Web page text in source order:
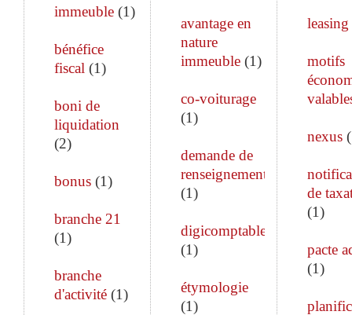
immeuble (1)
bénéfice
fiscal (1)
boni de
liquidation
(2)
bonus (1)
branche 21
(1)
branche
d'activité (1)
avantage en
nature
immeuble(1)
co-voiturage
(1)
demande de
renseignements
(1)
digicomptable
(1)
étymologie
(1)
leasing
motifs
nexus(
de
(1)
pacte
(1)